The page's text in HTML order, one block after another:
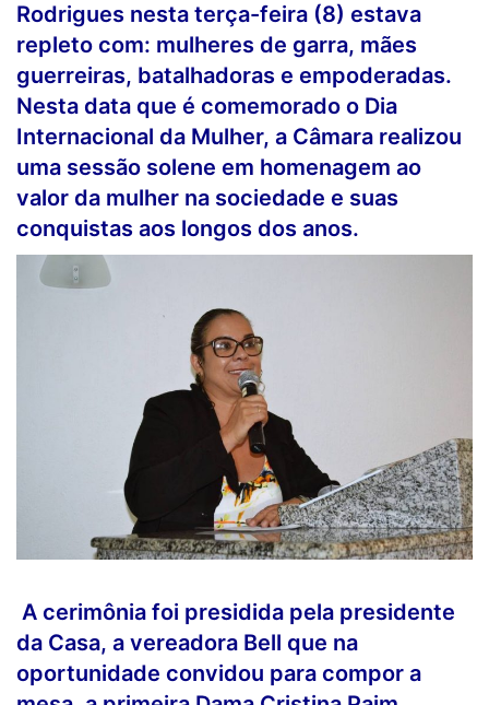
Rodrigues nesta terça-feira (8) estava
repleto com: mulheres de garra, mães
guerreiras, batalhadoras e empoderadas.
Nesta data que é comemorado o Dia
Internacional da Mulher, a Câmara realizou
uma sessão solene em homenagem ao
valor da mulher na sociedade e suas
conquistas aos longos dos anos.
A cerimônia foi presidida pela presidente
da Casa, a vereadora Bell que na
oportunidade convidou para compor a